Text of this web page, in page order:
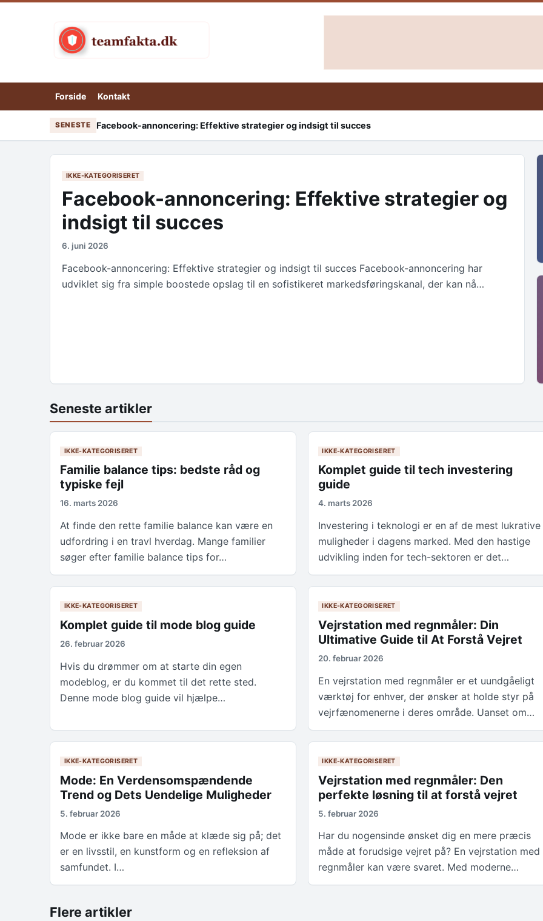
Forside Kontakt
SENESTE Facebook-annoncering: Effektive strategier og indsigt til succes
IKKE-KATEGORISERET
Facebook-annoncering: Effektive strategier og
indsigt til succes
6. juni 2026
Facebook-annoncering: Effektive strategier og indsigt til succes Facebook-annoncering har
udviklet sig fra simple boostede opslag til en sofistikeret markedsføringskanal, der kan nå…
Seneste artikler
IKKE-KATEGORISERET
Familie balance tips: bedste råd og
typiske fejl
16. marts 2026
At finde den rette familie balance kan være en
udfordring i en travl hverdag. Mange familier
søger efter familie balance tips for…
IKKE-KATEGORISERET
Komplet guide til tech investering
guide
4. marts 2026
Investering i teknologi er en af de mest lukrative
muligheder i dagens marked. Med den hastige
udvikling inden for tech-sektoren er det…
IKKE-KATEGORISERET
Komplet guide til mode blog guide
26. februar 2026
Hvis du drømmer om at starte din egen
modeblog, er du kommet til det rette sted.
Denne mode blog guide vil hjælpe…
IKKE-KATEGORISERET
Vejrstation med regnmåler: Din
Ultimative Guide til At Forstå Vejret
20. februar 2026
En vejrstation med regnmåler er et uundgåeligt
værktøj for enhver, der ønsker at holde styr på
vejrfænomenerne i deres område. Uanset om…
IKKE-KATEGORISERET
Mode: En Verdensomspændende
Trend og Dets Uendelige Muligheder
5. februar 2026
Mode er ikke bare en måde at klæde sig på; det
er en livsstil, en kunstform og en refleksion af
samfundet. I…
IKKE-KATEGORISERET
Vejrstation med regnmåler: Den
perfekte løsning til at forstå vejret
5. februar 2026
Har du nogensinde ønsket dig en mere præcis
måde at forudsige vejret på? En vejrstation med
regnmåler kan være svaret. Med moderne…
Flere artikler